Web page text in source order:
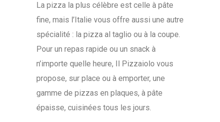
La pizza la plus célèbre est celle à pâte
fine, mais l’Italie vous offre aussi une autre
spécialité : la pizza al taglio ou à la coupe.
Pour un repas rapide ou un snack à
n’importe quelle heure, Il Pizzaiolo vous
propose, sur place ou à emporter, une
gamme de pizzas en plaques, à pâte
épaisse, cuisinées tous les jours.